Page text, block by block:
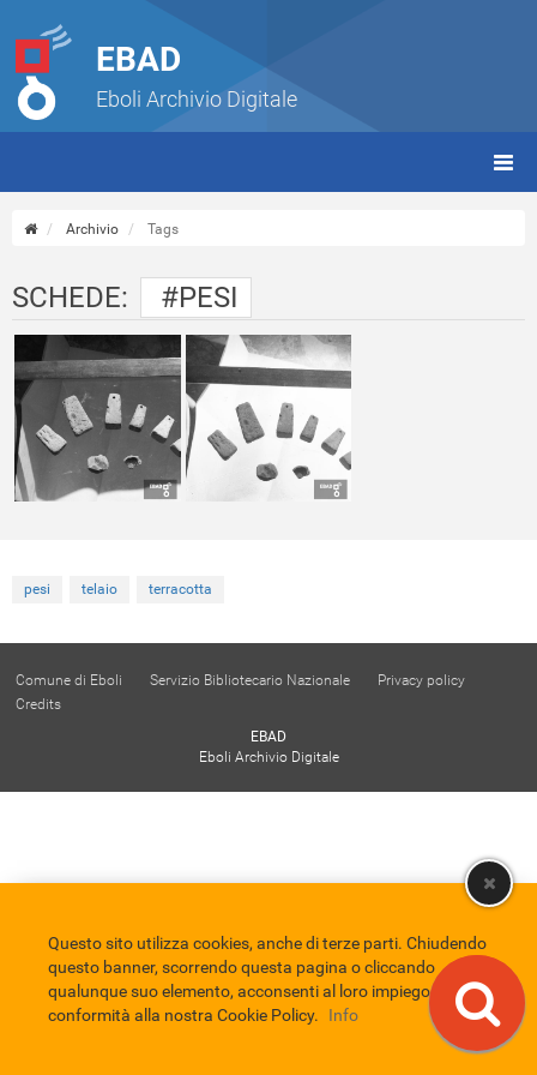
EBAD
Eboli Archivio Digitale
Archivio Tags
SCHEDE: #PESI
pesi telaio terracotta
Comune di Eboli Servizio Bibliotecario Nazionale
Privacy policy
Credits
EBAD
Eboli Archivio Digitale
Questo sito utilizza cookies, anche di terze parti. Chiudendo
questo banner, scorrendo questa pagina o cliccando
qualunque suo elemento, acconsenti al loro impiego in
conformità alla nostra Cookie Policy.
Info